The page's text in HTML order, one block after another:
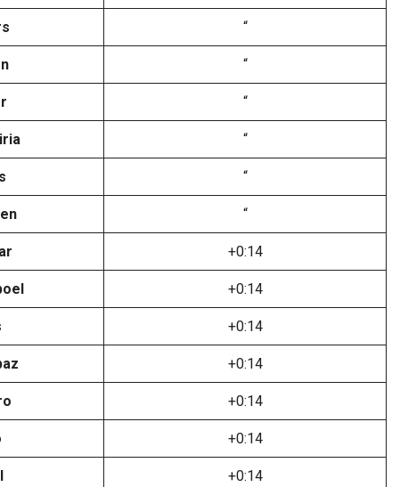
“
“
“
“
“
“
+0:14
+0:14
+0:14
+0:14
+0:14
+0:14
+0:14